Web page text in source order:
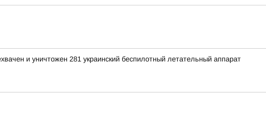
и уничтожен 281 украинский беспилотный летательный аппарат